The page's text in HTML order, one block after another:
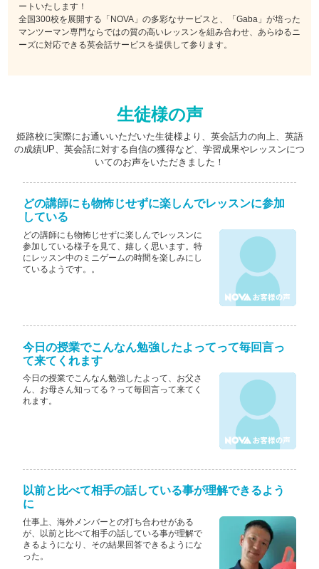
ートいたします！
全国300校を展開する「NOVA」の多彩なサービスと、「Gaba」が培った
マンツーマン専門ならではの質の高いレッスンを組み合わせ、あらゆるニ
ーズに対応できる英会話サービスを提供して参ります。
生徒様の声
姫路校に実際にお通いいただいた生徒様より、英会話力の向上、英語
の成績UP、英会話に対する自信の獲得など、学習成果やレッスンにつ
いてのお声をいただきました！
どの講師にも物怖じせずに楽しんでレッスンに参加
している
どの講師にも物怖じせずに楽しんでレッスンに
参加している様子を見て、嬉しく思います。特
にレッスン中のミニゲームの時間を楽しみにし
ているようです。。
今日の授業でこんなん勉強したよってって毎回言っ
て来てくれます
今日の授業でこんなん勉強したよって、お父さ
ん、お母さん知ってる？って毎回言って来てく
れます。
以前と比べて相手の話している事が理解できるよう
に
仕事上、海外メンバーとの打ち合わせがある
が、以前と比べて相手の話している事が理解で
きるようになり、その結果回答できるようにな
った。